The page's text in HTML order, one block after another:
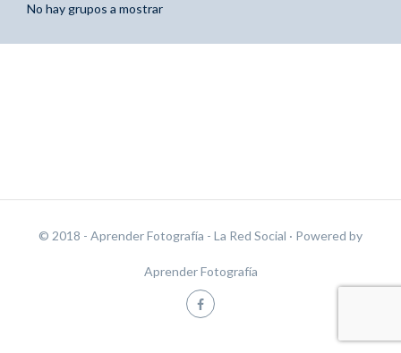
No hay grupos a mostrar
© 2018 - Aprender Fotografía - La Red Social · Powered by
Aprender Fotografía